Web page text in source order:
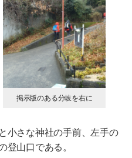
掲示版のある分岐を右に
小さな神社の手前、左手の
登山口である。